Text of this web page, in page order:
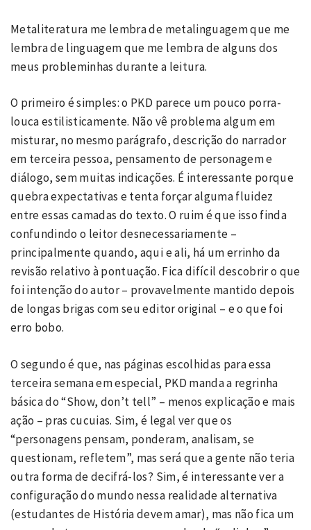
Metaliteratura me lembra de metalinguagem que me
lembra de linguagem que me lembra de alguns dos
meus probleminhas durante a leitura.
O primeiro é simples: o PKD parece um pouco porra-
louca estilisticamente. Não vê problema algum em
misturar, no mesmo parágrafo, descrição do narrador
em terceira pessoa, pensamento de personagem e
diálogo, sem muitas indicações. É interessante porque
quebra expectativas e tenta forçar alguma fluidez
entre essas camadas do texto. O ruim é que isso finda
confundindo o leitor desnecessariamente –
principalmente quando, aqui e ali, há um errinho da
revisão relativo à pontuação. Fica difícil descobrir o que
foi intenção do autor – provavelmente mantido depois
de longas brigas com seu editor original – e o que foi
erro bobo.
O segundo é que, nas páginas escolhidas para essa
terceira semana em especial, PKD manda a regrinha
básica do “Show, don’t tell” – menos explicação e mais
ação – pras cucuias. Sim, é legal ver que os
“personagens pensam, ponderam, analisam, se
questionam, refletem”, mas será que a gente não teria
outra forma de decifrá-los? Sim, é interessante ver a
configuração do mundo nessa realidade alternativa
(estudantes de História devem amar), mas não fica um